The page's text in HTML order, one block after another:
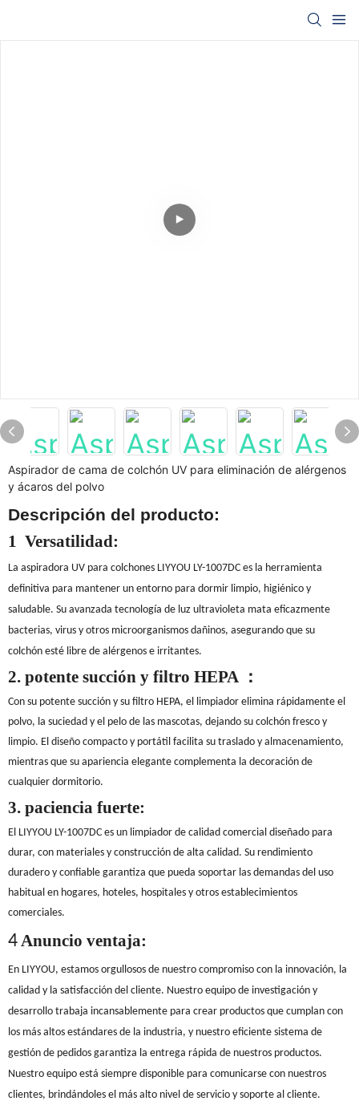
Aspirador de cama de colchón UV para eliminación de alérgenos
y ácaros del polvo
Descripción del producto:
1 Versatilidad:
La aspiradora UV para colchones LIYYOU LY-1007DC es la herramienta
definitiva para mantener un entorno para dormir limpio, higiénico y
saludable. Su avanzada tecnología de luz ultravioleta mata eficazmente
bacterias, virus y otros microorganismos dañinos, asegurando que su
colchón esté libre de alérgenos e irritantes.
2. potente succión y filtro HEPA ：
Con su potente succión y su filtro HEPA, el limpiador elimina rápidamente el
polvo, la suciedad y el pelo de las mascotas, dejando su colchón fresco y
limpio. El diseño compacto y portátil facilita su traslado y almacenamiento,
mientras que su apariencia elegante complementa la decoración de
cualquier dormitorio.
3. paciencia fuerte:
El LIYYOU LY-1007DC es un limpiador de calidad comercial diseñado para
durar, con materiales y construcción de alta calidad. Su rendimiento
duradero y confiable garantiza que pueda soportar las demandas del uso
habitual en hogares, hoteles, hospitales y otros establecimientos
comerciales.
4Anuncio ventaja:
En LIYYOU, ​​estamos orgullosos de nuestro compromiso con la innovación, la
calidad y la satisfacción del cliente. Nuestro equipo de investigación y
desarrollo trabaja incansablemente para crear productos que cumplan con
los más altos estándares de la industria, y nuestro eficiente sistema de
gestión de pedidos garantiza la entrega rápida de nuestros productos.
Nuestro equipo está siempre disponible para comunicarse con nuestros
clientes, brindándoles el más alto nivel de servicio y soporte al cliente.